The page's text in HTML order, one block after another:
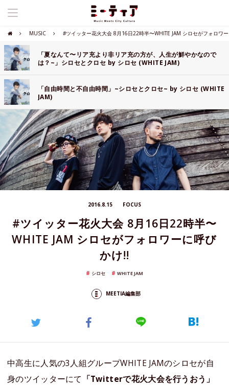
MUSIC #ツイッター花火大会 8月16日22時半〜WHITE JAM シロセがフォロワ
「夏なんて〜リア充より非リア充の方が、人生が鮮やかなので
は？~」シロセとクロセ by シロセ (WHITE JAM)
「自由時間と不自由時間」~シロセとクロセ~ by シロセ (WHITE
JAM)
2016.8.15 FOCUS
#ツイッター花火大会 8月16日22時半〜
WHITE JAM シロセがフォロワーに呼び
かけ!!
シロセ WHITE JAM
MEETIA編集部
中高生に人気の3人組グループWHITE JAMのシロセが自
身のツイッターにて 「Twitterで花火大会を行うおう」